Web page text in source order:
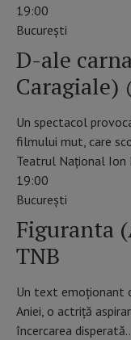
19:00
Bucureşti
D-ale
Caragiale)
Un spectacol
filmului mut, care
Teatrul Național Ion
19:00
Bucureşti
Figuranta
TNB
Un text emoționant
Aniei, o actriță
încercarea